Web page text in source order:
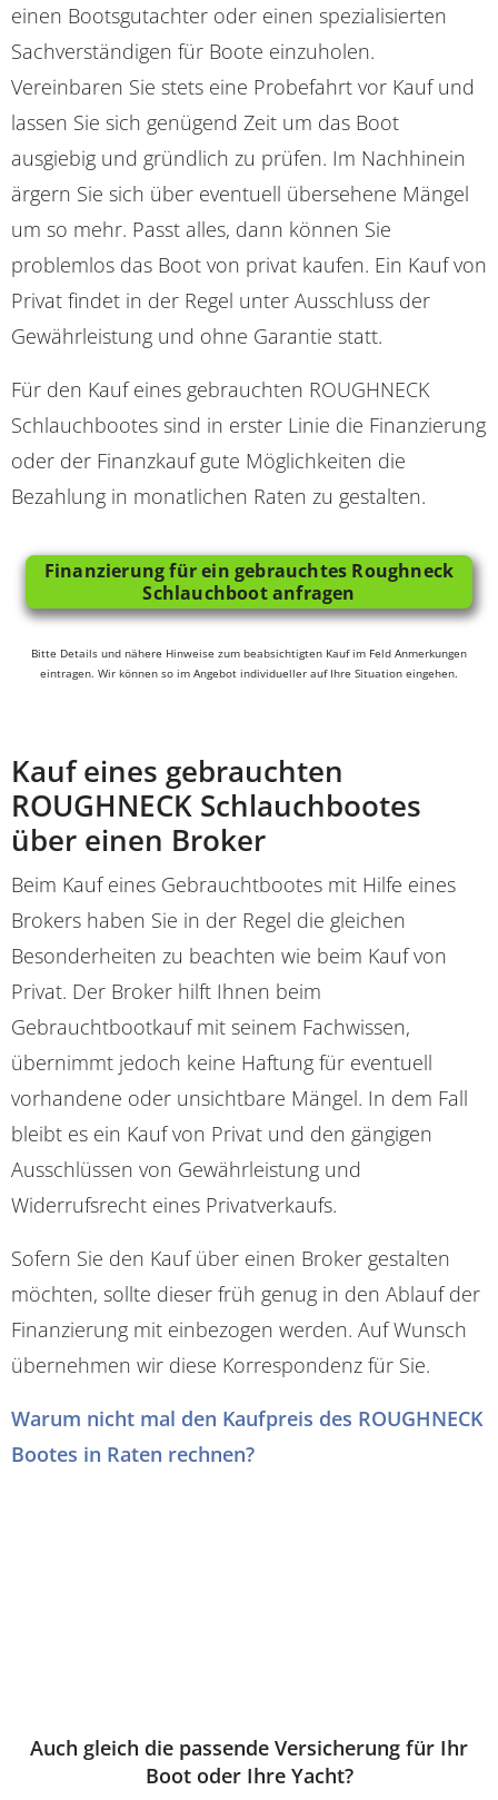
einen Bootsgutachter oder einen spezialisierten
Sachverständigen für Boote einzuholen.
Vereinbaren Sie stets eine Probefahrt vor Kauf und
lassen Sie sich genügend Zeit um das Boot
ausgiebig und gründlich zu prüfen. Im Nachhinein
ärgern Sie sich über eventuell übersehene Mängel
um so mehr. Passt alles, dann können Sie
problemlos das Boot von privat kaufen. Ein Kauf von
Privat findet in der Regel unter Ausschluss der
Gewährleistung und ohne Garantie statt.
Für den Kauf eines gebrauchten ROUGHNECK
Schlauchbootes sind in erster Linie die Finanzierung
oder der Finanzkauf gute Möglichkeiten die
Bezahlung in monatlichen Raten zu gestalten.
Finanzierung für ein gebrauchtes Roughneck
Schlauchboot anfragen
Bitte Details und nähere Hinweise zum beabsichtigten Kauf im Feld Anmerkungen
eintragen. Wir können so im Angebot individueller auf Ihre Situation eingehen.
Kauf eines gebrauchten
ROUGHNECK Schlauchbootes
über einen Broker
Beim Kauf eines Gebrauchtbootes mit Hilfe eines
Brokers haben Sie in der Regel die gleichen
Besonderheiten zu beachten wie beim Kauf von
Privat. Der Broker hilft Ihnen beim
Gebrauchtbootkauf mit seinem Fachwissen,
übernimmt jedoch keine Haftung für eventuell
vorhandene oder unsichtbare Mängel. In dem Fall
bleibt es ein Kauf von Privat und den gängigen
Ausschlüssen von Gewährleistung und
Widerrufsrecht eines Privatverkaufs.
Sofern Sie den Kauf über einen Broker gestalten
möchten, sollte dieser früh genug in den Ablauf der
Finanzierung mit einbezogen werden. Auf Wunsch
übernehmen wir diese Korrespondenz für Sie.
Warum nicht mal den Kaufpreis des ROUGHNECK
Bootes in Raten rechnen?
Auch gleich die passende Versicherung für Ihr
Boot oder Ihre Yacht?